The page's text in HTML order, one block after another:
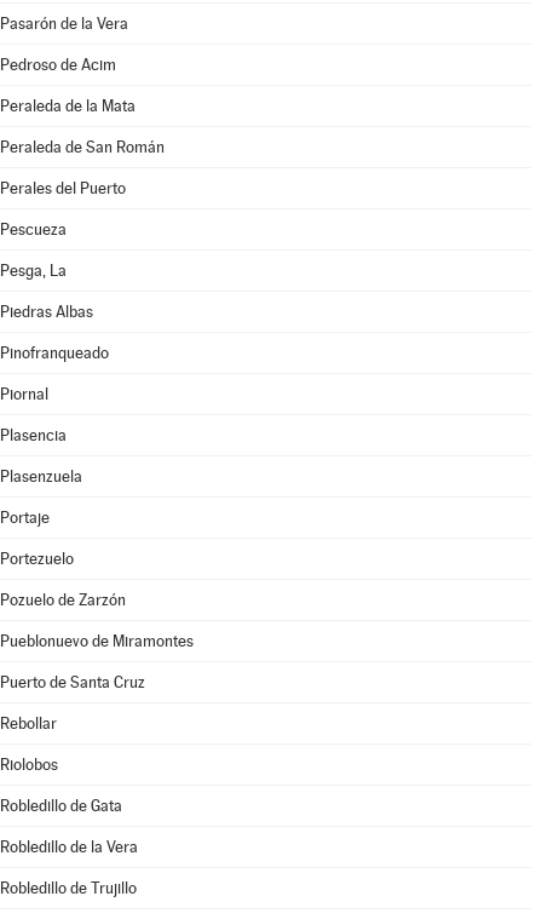
Pasarón de la Vera
Pedroso de Acim
Peraleda de la Mata
Peraleda de San Román
Perales del Puerto
Pescueza
Pesga, La
Piedras Albas
Pinofranqueado
Piornal
Plasencia
Plasenzuela
Portaje
Portezuelo
Pozuelo de Zarzón
Pueblonuevo de Miramontes
Puerto de Santa Cruz
Rebollar
Riolobos
Robledillo de Gata
Robledillo de la Vera
Robledillo de Trujillo